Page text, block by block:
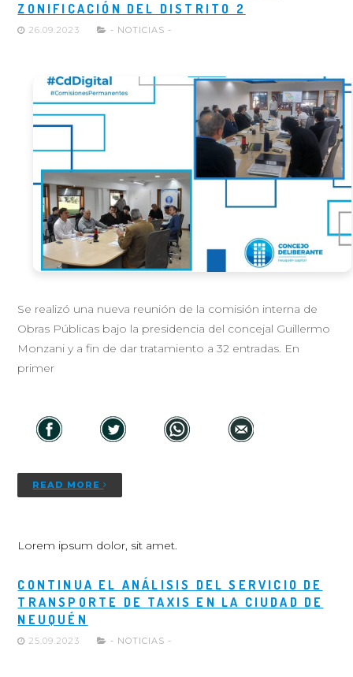
ZONIFICACIÓN DEL DISTRITO 2
26.09.2023 - NOTICIAS -
Se realizó una nueva reunión de la comisión interna de
Obras Públicas bajo la presidencia del concejal Guillermo
Monzani y a fin de dar tratamiento a 32 entradas. En
primer
READ MORE
Lorem ipsum dolor, sit amet.
CONTINUA EL ANÁLISIS DEL SERVICIO DE
TRANSPORTE DE TAXIS EN LA CIUDAD DE
NEUQUÉN
25.09.2023 - NOTICIAS -